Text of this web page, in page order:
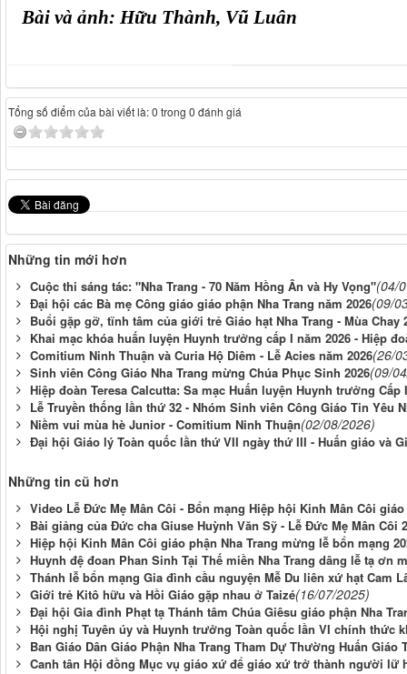
Bài và ảnh: Hữu Thành, Vũ Luân
Tổng số điểm của bài viết là: 0 trong 0 đánh giá
Những tin mới hơn
Cuộc thi sáng tác: "Nha Trang - 70 Năm Hồng Ân và Hy Vọng"(04/
Đại hội các Bà mẹ Công giáo giáo phận Nha Trang năm 2026(09/
Buổi gặp gỡ, tĩnh tâm của giới trẻ Giáo hạt Nha Trang - Mùa Chay
Khai mạc khóa huấn luyện Huynh trưởng cấp I năm 2026 - Hiệp
Comitium Ninh Thuận và Curia Hộ Diêm - Lễ Acies năm 2026(26/
Sinh viên Công Giáo Nha Trang mừng Chúa Phục Sinh 2026(09/
Hiệp đoàn Teresa Calcutta: Sa mạc Huấn luyện Huynh trưởng Cấp I
Lễ Truyền thống lần thứ 32 - Nhóm Sinh viên Công Giáo Tin Yêu
Niềm vui mùa hè Junior - Comitium Ninh Thuận(02/08/2026)
Đại hội Giáo lý Toàn quốc lần thứ VII ngày thứ III - Huấn giáo và
Những tin cũ hơn
Video Lễ Đức Mẹ Mân Côi - Bổn mạng Hiệp hội Kinh Mân Côi giáo
Bài giảng của Đức cha Giuse Huỳnh Văn Sỹ - Lễ Đức Mẹ Mân Côi
Hiệp hội Kinh Mân Côi giáo phận Nha Trang mừng lễ bổn mạng
Huynh đệ đoan Phan Sinh Tại Thế miền Nha Trang dâng lễ tạ ơn
Thánh lễ bổn mạng Gia đình cầu nguyện Mễ Du liên xứ hạt Cam
Giới trẻ Kitô hữu và Hồi Giáo gặp nhau ở Taizé(16/07/2025)
Đại hội Gia đình Phạt tạ Thánh tâm Chúa Giêsu giáo phận Nha
Hội nghị Tuyên úy và Huynh trưởng Toàn quốc lần VI chính thức
Ban Giáo Dân Giáo Phận Nha Trang Tham Dự Thường Huấn Giáo
Canh tân Hội đồng Mục vụ giáo xứ để giáo xứ trở thành người lữ